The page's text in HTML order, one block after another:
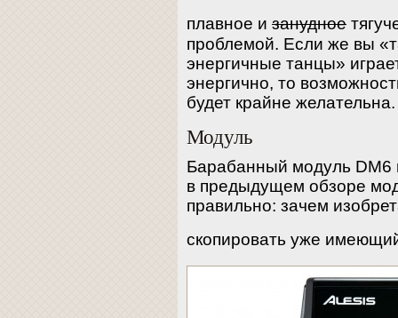
плавное и занудное
проблемой. Если же вы
энергичные танцы»
энергично, то
будет крайне желательна.
Модуль
Барабанный модуль DM6
в предыдущем обзоре
правильно: зачем
скопировать уже